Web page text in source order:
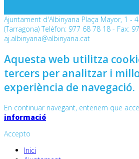
Ajuntament d'Albinyana Plaça Mayor, 1 -
(Tarragona) Telèfon: 977 68 78 18 - Fax:
aj.albinyana@albinyana.cat
Aquesta web utilitza
tercers per analitzar i
experiència de navegació.
En continuar navegant, entenem que
informació
Accepto
Inici